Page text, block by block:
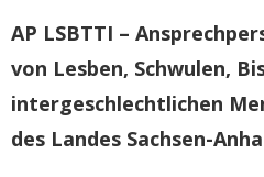
AP LSBTTI –
von Lesben, Schwulen,
intergeschlechtlichen
des Landes Sachsen-